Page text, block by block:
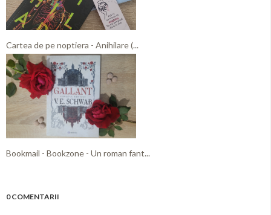
Cartea de pe noptiera - Anihilare (...
Bookmail - Bookzone - Un roman fant...
0 COMENTARII